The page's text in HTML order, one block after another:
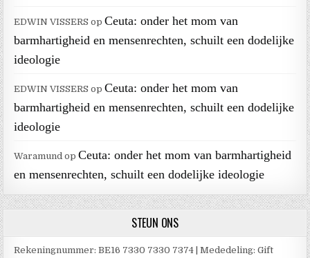
EDWIN VISSERS opCeuta: onder het mom van
barmhartigheid en mensenrechten, schuilt een dodelijke
ideologie
EDWIN VISSERS opCeuta: onder het mom van
barmhartigheid en mensenrechten, schuilt een dodelijke
ideologie
Waramund opCeuta: onder het mom van barmhartigheid
en mensenrechten, schuilt een dodelijke ideologie
STEUN ONS
Rekeningnummer: BE16 7330 7330 7374 | Mededeling: Gift